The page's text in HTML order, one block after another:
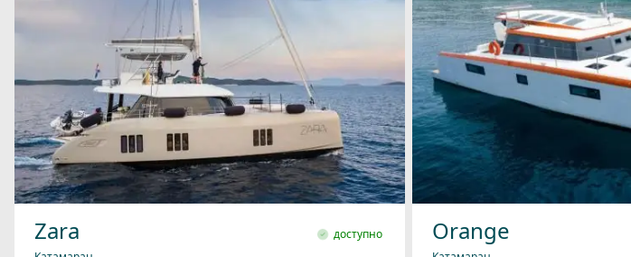
Zara доступно Orange